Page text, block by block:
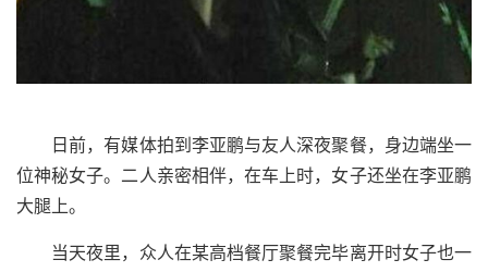
日前，有媒体拍到李亚鹏与友人深夜聚餐，身边端坐一
位神秘女子。二人亲密相伴，在车上时，女子还坐在李亚鹏
大腿上。
当天夜里，众人在某高档餐厅聚餐完毕离开时女子也一